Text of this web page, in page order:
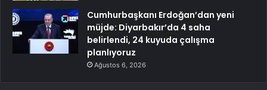
Cumhurbaşkanı Erdoğan’dan yeni
müjde: Diyarbakır’da 4 saha
belirlendi, 24 kuyuda çalışma
planlıyoruz
Ağustos 6, 2026